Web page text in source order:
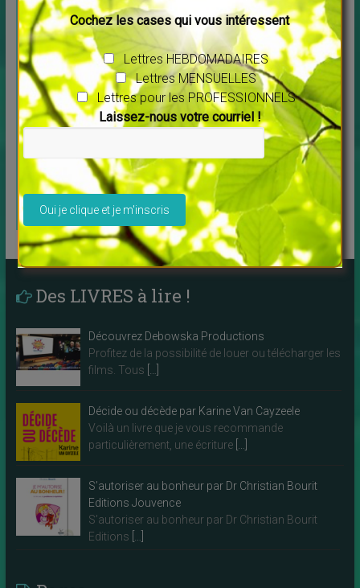
QUARTZPROD COMMUNICATION
VOUS PROPOSE
QUI JE SUIS
Ce que je
propose aux
Spécialement
pour les
THERAPEUTES
SITE-PLAQUETTES-CARTES
PROS et autres conseils :
c’est ici !
Des LIVRES à lire !
Découvrez Debowska Productions
Profitez de la possibilité de louer ou télécharger les
films. Tous […]
Décide ou décède par Karine Van Cayzeele
Voilà un livre que je vous recommande
particulièrement, une écriture […]
S’autoriser au bonheur par Dr Christian Bourit
Editions Jouvence
S’autoriser au bonheur par Dr Christian Bourit
Editions […]
Cochez les cases qui vous intéressent
Lettres HEBDOMADAIRES
Lettres MENSUELLES
Lettres pour les PROFESSIONNELS
Laissez-nous votre courriel !
Veuillez laisser ce champ vide.